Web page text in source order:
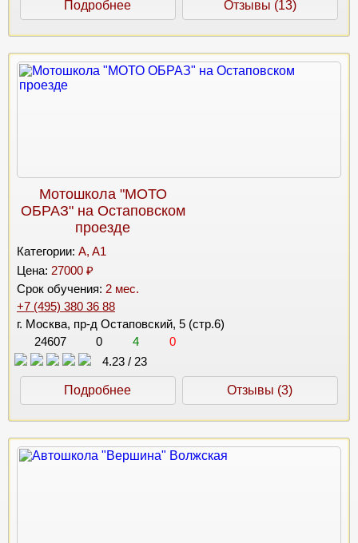
Подробнее Отзывы (13)
Мотошкола "МОТО
ОБРАЗ" на Остаповском
проезде
Категории: A, A1
Цена: 27000 ₽
Срок обучения: 2 мес.
+7 (495) 380 36 88
г. Москва, пр-д Остаповский, 5 (стр.6)
24607
0 4
0
4.23 / 23
Подробнее Отзывы (3)